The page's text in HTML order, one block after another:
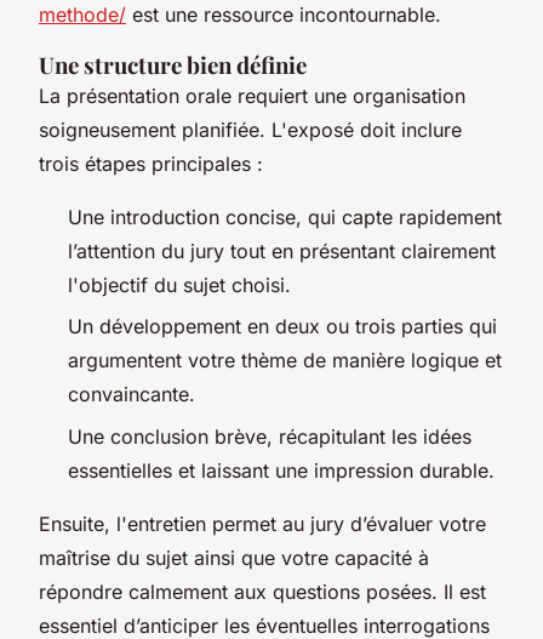
methode/ est une ressource incontournable.
Une structure bien définie
La présentation orale requiert une organisation
soigneusement planifiée. L'exposé doit inclure
trois étapes principales :
Une introduction concise, qui capte rapidement
l’attention du jury tout en présentant clairement
l'objectif du sujet choisi.
Un développement en deux ou trois parties qui
argumentent votre thème de manière logique et
convaincante.
Une conclusion brève, récapitulant les idées
essentielles et laissant une impression durable.
Ensuite, l'entretien permet au jury d’évaluer votre
maîtrise du sujet ainsi que votre capacité à
répondre calmement aux questions posées. Il est
essentiel d’anticiper les éventuelles interrogations